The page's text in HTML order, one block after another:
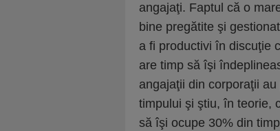
angajaţi. Faptul că o
bine pregătite şi
a fi productivi în discuţie
are timp să îşi
angajaţii din corporaţii
timpului şi ştiu, în teorie,
să îşi ocupe 30% din